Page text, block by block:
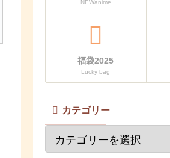
NEWanime
福袋2025
Lucky bag
カテゴリー